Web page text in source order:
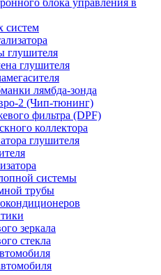
блока управления в
систем
глушителя
глушителя
лямбда-зонда
2 (Чип-тюнинг)
фильтра (DPF)
коллектора
глушителя
системы
трубы
зеркала
стекла